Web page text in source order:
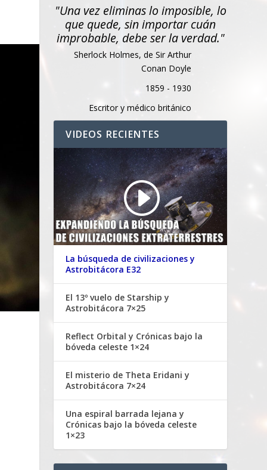
"Una vez eliminas lo imposible, lo
que quede, sin importar cuán
improbable, debe ser la verdad."
Sherlock Holmes, de Sir Arthur
Conan Doyle
1859 - 1930
Escritor y médico británico
VIDEOS RECIENTES
La búsqueda de civilizaciones y
Astrobitácora E32
El 13º vuelo de Starship y
Astrobitácora 7×25
Reflect Orbital y Crónicas bajo la
bóveda celeste 1×24
El misterio de Theta Eridani y
Astrobitácora 7×24
Una espiral barrada lejana y
Crónicas bajo la bóveda celeste
1×23